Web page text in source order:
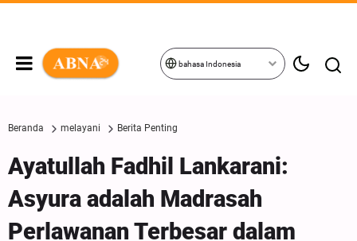
bahasa Indonesia
Beranda melayani Berita Penting
Ayatullah Fadhil Lankarani:
Asyura adalah Madrasah
Perlawanan Terbesar dalam